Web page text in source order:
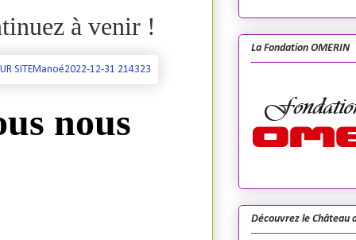
à venir !
nous
La Fondation OMERIN
Découvrez le Château